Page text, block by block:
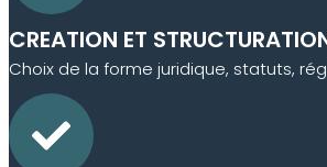
CREATION ET
Choix de la forme juridique, statuts,